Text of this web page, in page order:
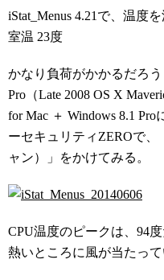
iStat_Menus 4.21で、温度
室温 23度
かなり負荷がかかるだろ
Pro（Late 2008 OS X
for Mac ＋ Windows 8.1
ーセキュリティZEROで
ャン）」をかけてみる。
CPU温度のピークは、94
熱いところに風が当たっ